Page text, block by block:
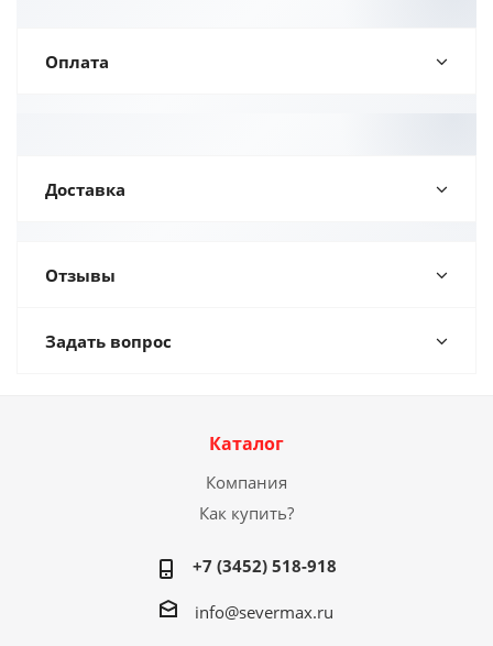
Оплата
Доставка
Отзывы
Задать вопрос
Каталог
Компания
Как купить?
+7 (3452) 518-918
info@severmax.ru